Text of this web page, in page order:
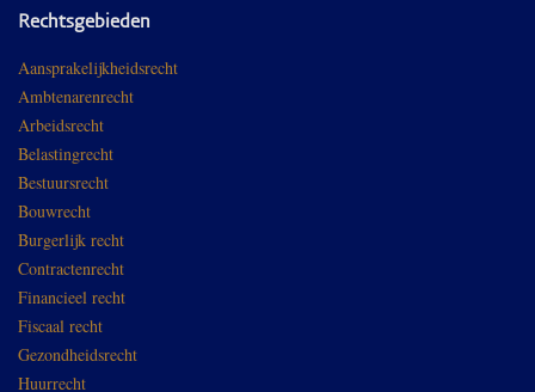
Rechtsgebieden
Aansprakelijkheidsrecht
Ambtenarenrecht
Arbeidsrecht
Belastingrecht
Bestuursrecht
Bouwrecht
Burgerlijk recht
Contractenrecht
Financieel recht
Fiscaal recht
Gezondheidsrecht
Huurrecht